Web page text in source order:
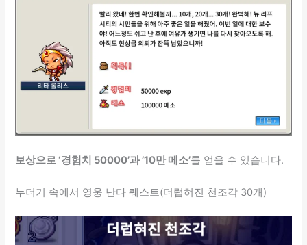
보상으로 ‘경험치 50000’과 ’10만 메소’를 얻을 수 있습니다.
누더기 속에서 영웅 난다 퀘스트(더럽혀진 천조각 30개)